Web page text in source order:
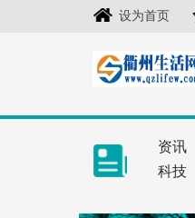
设为首页
资讯
科技